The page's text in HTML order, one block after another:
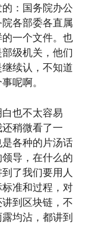
：国务院办公
各部委各直属
一个文件。也
级机关，他们
续认，不知道
呢啊。
也不太容易
稍微看了一
各种的片汤话
导，在什么的
了我们要用人
准和过程，对
到区块链，不
均沾，都讲到